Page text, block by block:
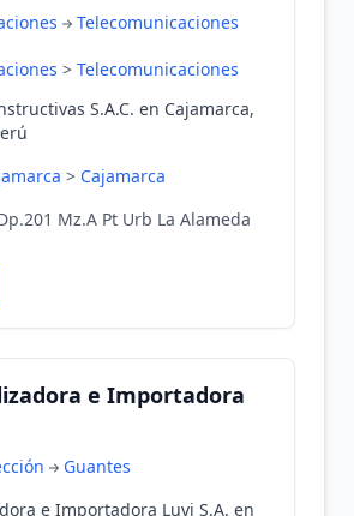
Telecomunicaciones
> Telecomunicaciones
S.A.C. en Cajamarca,
> Cajamarca
Mz.A Pt Urb La Alameda
e Importadora
Guantes
e Importadora Luvi S.A. en